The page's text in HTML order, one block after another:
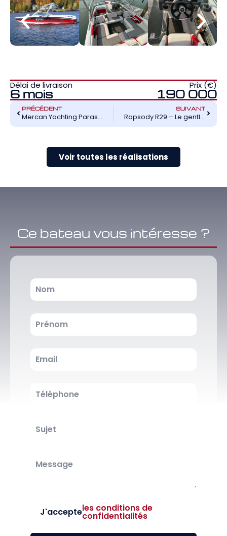
Délai de livraison
6 mois
Prix (€)
190 000
PRÉCÉDENT
Mercan Yachting Parasailing 34 – L’outil professionnel décarboné
SUIVANT
Rapsody R29 – Le gentleman’s cruiser hollandais
Voir toutes les réalisations
Ce bateau vous intéresse ?
J'accepteles conditions de
confidentialités